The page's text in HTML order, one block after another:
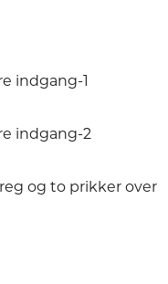
indgang-1
indgang-2
og to prikker over